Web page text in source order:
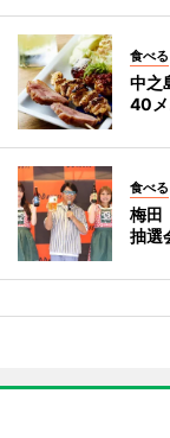
食べる
中之
40メ
食べる
梅田
抽選